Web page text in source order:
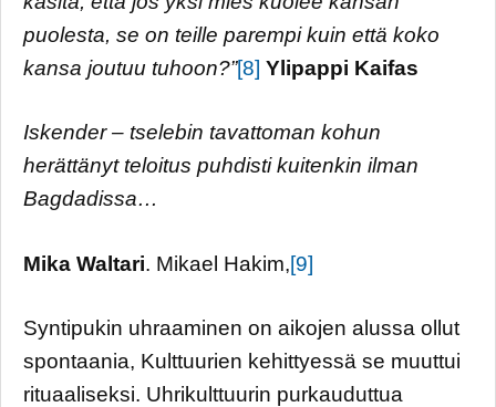
puolesta, se on teille parempi kuin että koko
kansa joutuu tuhoon?”[8] Ylipappi Kaifas
Iskender – tselebin tavattoman kohun
herättänyt teloitus puhdisti kuitenkin ilman
Bagdadissa…
Mika Waltari. Mikael Hakim,[9]
Syntipukin uhraaminen on aikojen alussa ollut
spontaania, Kulttuurien kehittyessä se muuttui
rituaaliseksi. Uhrikulttuurin purkauduttua